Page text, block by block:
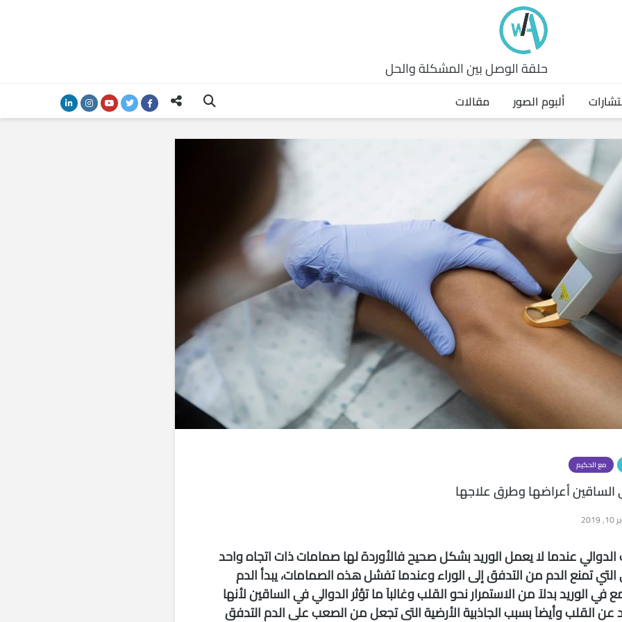
حلقة الوصل بين المشكلة والحل
ألبوم الصور مقالات
مع الحكيم
الساقين أعراضها وطرق علاجها
عندما لا يعمل الوريد بشكل صحيح فالأوردة لها صمامات ذات اتجاه واحد
تمنع الدم من التدفق إلى الوراء وعندما تفشل هذه الصمامات، يبدأ الدم
في الوريد بدلاَ من الاستمرار نحو القلب وغالباَ ما تؤثر الدوالي في الساقين لأنها
عن القلب وأيضاَ بسبب الجاذبية الأرضية التى تجعل من الصعب على الدم التدفق